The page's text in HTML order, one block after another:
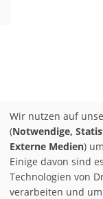
Wir nutzen auf
(Notwendige,
Externe Medien)
Einige davon sind
Technologien von
verarbeiten und